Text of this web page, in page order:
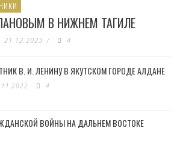
В НИЖНЕМ ТАГИЛЕ
21.12.2023 / 4
В. И. ЛЕНИНУ В ЯКУТСКОМ ГОРОДЕ АЛДАНЕ
4
ВОЙНЫ НА ДАЛЬНЕМ ВОСТОКЕ